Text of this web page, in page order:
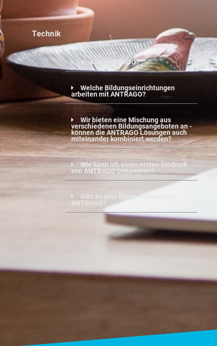
Technik
Was ist ANTRAGO?
Welche Bildungseinrichtungen
arbeiten mit ANTRAGO?
Wir bieten eine Mischung aus
verschiedenen Bildungsangeboten an -
können die ANTRAGO Lösungen auch
miteinander kombiniert werden?
Wie kann ich einen ersten Eindruck
von ANTRAGO bekommen?
Gibt es eine Demo-Version von
ANTRAGO?